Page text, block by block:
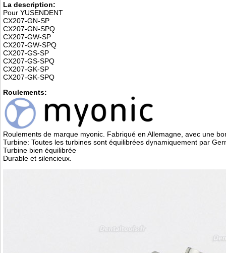
La description:
Pour YUSENDENT
CX207-GN-SP
CX207-GN-SPQ
CX207-GW-SP
CX207-GW-SPQ
CX207-GS-SP
CX207-GS-SPQ
CX207-GK-SP
CX207-GK-SPQ
Roulements:
Roulements de marque myonic. Fabriqué en Allemagne, avec une
Turbine: Toutes les turbines sont équilibrées dynamiquement par
Turbine bien équilibrée
Durable et silencieux.